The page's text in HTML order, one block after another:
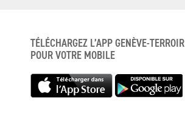
TÉLÉCHARGEZ L’APP GENÈVE-TERROIR
POUR VOTRE MOBILE